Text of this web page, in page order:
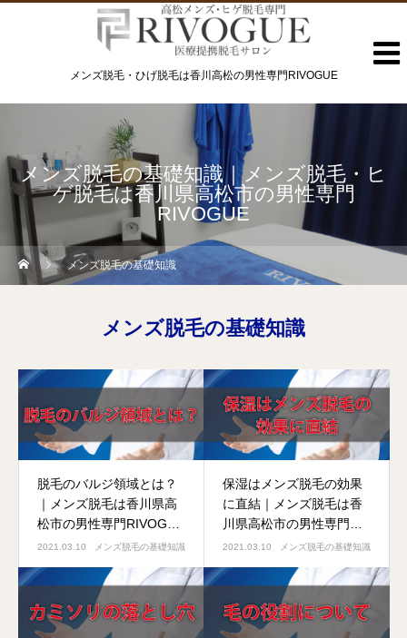
メンズ脱毛・ひげ脱毛は香川高松の男性専門RIVOGUE
メンズ脱毛の基礎知識｜メンズ脱毛・ヒ
ゲ脱毛は香川県高松市の男性専門
RIVOGUE
メンズ脱毛の基礎知識
メンズ脱毛の基礎知識
脱毛のバルジ領域とは？
｜メンズ脱毛は香川県高
松市の男性専門RIVOGUE
へ
2021.03.10 メンズ脱毛の基礎知識
保湿はメンズ脱毛の効果
に直結｜メンズ脱毛は香
川県高松市の男性専門
RIVOGUEへ。
2021.03.10 メンズ脱毛の基礎知識